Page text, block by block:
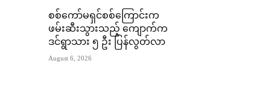
စစ်ကော်မရှင်စစ်ကြောင်းက
ဖမ်းဆီးသွားသည့် ကျောက်က
ဒင်ရွာသား ၅ ဦး ပြန်လွတ်လာ
August 6, 2026